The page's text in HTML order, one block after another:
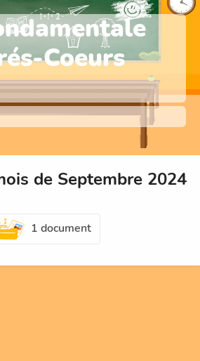
Coeurs
de Septembre 2024
1 document